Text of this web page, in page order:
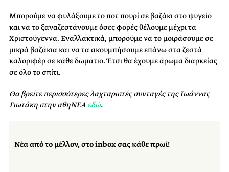
Μπορούμε να φυλάξουμε το ποτ πουρί σε βαζάκι στο ψυγείο
και να το ξαναζεστάνουμε όσες φορές θέλουμε μέχρι τα
Χριστούγεννα. Εναλλακτικά, μπορούμε να το μοιράσουμε σε
μικρά βαζάκια και να τα ακουμπήσουμε επάνω στα ζεστά
καλοριφέρ σε κάθε δωμάτιο. Έτσι θα έχουμε άρωμα διαρκείας
σε όλο το σπίτι.
Θα βρείτε περισσότερες λαχταριστές συνταγές της Ιωάννας
Γιωτάκη στην αθηΝΕΑ εδώ.
Νέα από το μέλλον, στο inbox σας κάθε πρωί!